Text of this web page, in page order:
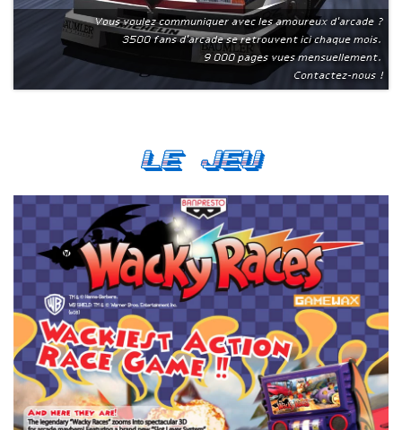
Vous voulez communiquer avec les amoureux d'arcade ?
3500 fans d'arcade se retrouvent ici chaque mois.
9 000 pages vues mensuellement.
Contactez-nous !
Le Jeu